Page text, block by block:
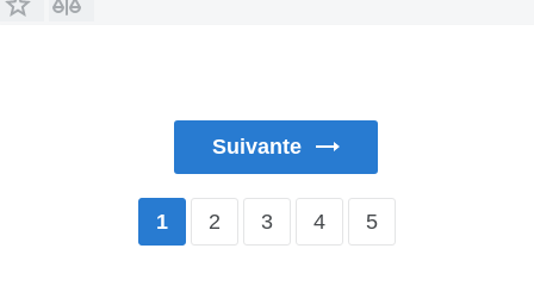
Suivante
1 2 3 4 5